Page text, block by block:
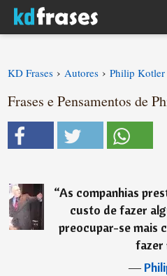
KD Frases › Autores › Philip Kotler
Frases e Pensamentos de
“As companhias
custo de fazer
preocupar-se mais
fazer
―